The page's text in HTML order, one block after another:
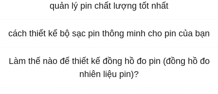
quản lý pin chất lượng tốt nhất
cách thiết kế bộ sạc pin thông minh cho pin của bạn
Làm thế nào để thiết kế đồng hồ đo pin (đồng hồ đo
nhiên liệu pin)?